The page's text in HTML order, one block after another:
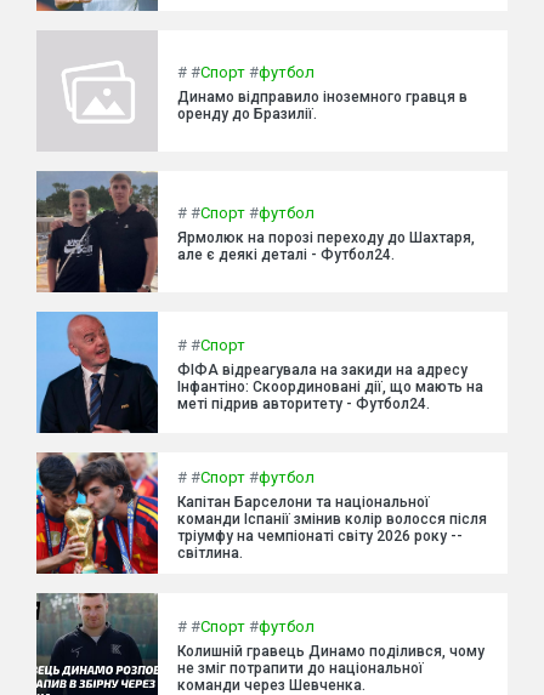
# #Спорт #футбол
Динамо відправило іноземного гравця в
оренду до Бразилії.
# #Спорт #футбол
Ярмолюк на порозі переходу до Шахтаря,
але є деякі деталі - Футбол24.
# #Спорт
ФІФА відреагувала на закиди на адресу
Інфантіно: Скоординовані дії, що мають на
меті підрив авторитету - Футбол24.
# #Спорт #футбол
Капітан Барселони та національної
команди Іспанії змінив колір волосся після
тріумфу на чемпіонаті світу 2026 року --
світлина.
# #Спорт #футбол
Колишній гравець Динамо поділився, чому
не зміг потрапити до національної
команди через Шевченка.